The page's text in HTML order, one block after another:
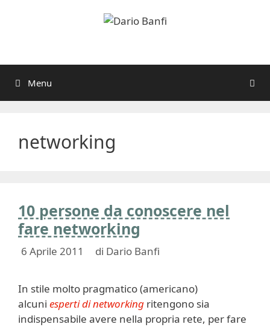
Menu
networking
10 persone da conoscere nel
fare networking
6 Aprile 2011 di Dario Banfi
In stile molto pragmatico (americano)
alcuni esperti di networking ritengono sia
indispensabile avere nella propria rete, per fare